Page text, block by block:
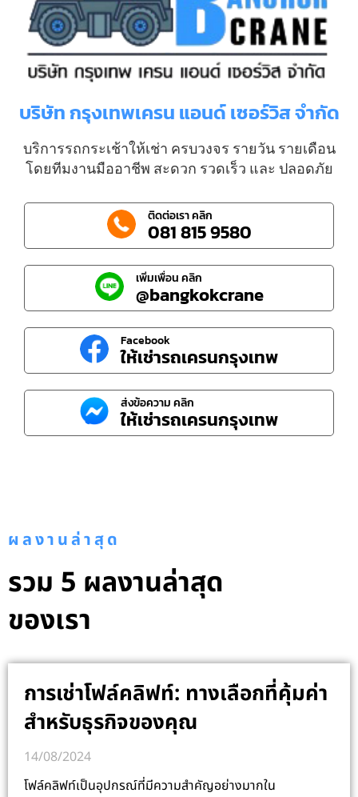
บริษัท กรุงเทพเครน แอนด์ เซอร์วิส จำกัด
บริการรถกระเช้าให้เช่า ครบวงจร รายวัน รายเดือน
โดยทีมงานมืออาชีพ สะดวก รวดเร็ว และ ปลอดภัย
ติดต่อเรา คลิก
081 815 9580
เพิ่มเพื่อน คลิก
@bangkokcrane
Facebook
ให้เช่ารถเครนกรุงเทพ
ส่งข้อความ คลิก
ให้เช่ารถเครนกรุงเทพ
ผลงานล่าสุด
รวม 5 ผลงานล่าสุด
ของเรา
การเช่าโฟล์คลิฟท์: ทางเลือกที่คุ้มค่า
สำหรับธุรกิจของคุณ
14/08/2024
โฟล์คลิฟท์เป็นอุปกรณ์ที่มีความสำคัญอย่างมากใน